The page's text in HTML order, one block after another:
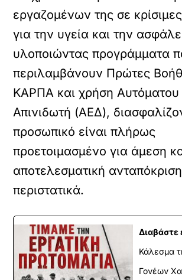
εργαζομένων της σε
για την υγεία και την
υλοποιώντας προγράμματα
περιλαμβάνουν Πρώτες
ΚΑΡΠΑ και χρήση Αυτόματου
Απινιδωτή (ΑΕΔ),
προσωπικό είναι πλήρως
προετοιμασμένο για άμεση
αποτελεσματική
περιστατικά.
Διαβάστε
Κάλεσμα
Γονέων